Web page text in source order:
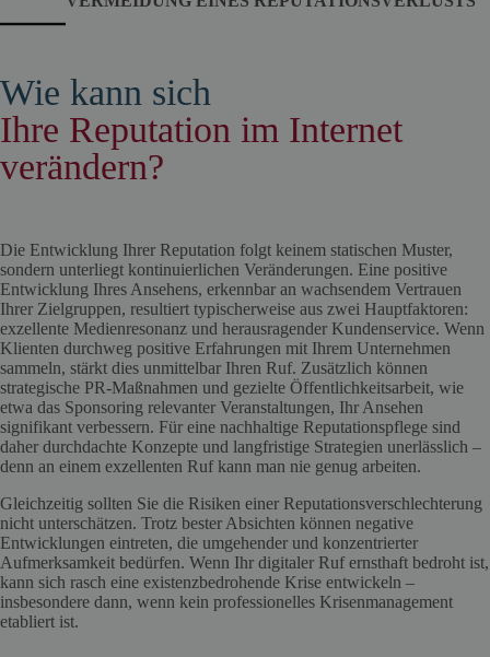
Wie kann sich
Ihre Reputation im Internet
verändern?
Die Entwicklung Ihrer Reputation folgt keinem statischen Muster,
sondern unterliegt kontinuierlichen Veränderungen. Eine positive
Entwicklung Ihres Ansehens, erkennbar an wachsendem Vertrauen
Ihrer Zielgruppen, resultiert typischerweise aus zwei Hauptfaktoren:
exzellente Medienresonanz und herausragender Kundenservice. Wenn
Klienten durchweg positive Erfahrungen mit Ihrem Unternehmen
sammeln, stärkt dies unmittelbar Ihren Ruf. Zusätzlich können
strategische PR-Maßnahmen und gezielte Öffentlichkeitsarbeit, wie
etwa das Sponsoring relevanter Veranstaltungen, Ihr Ansehen
signifikant verbessern. Für eine nachhaltige Reputationspflege sind
daher durchdachte Konzepte und langfristige Strategien unerlässlich –
denn an einem exzellenten Ruf kann man nie genug arbeiten.
Gleichzeitig sollten Sie die Risiken einer Reputationsverschlechterung
nicht unterschätzen. Trotz bester Absichten können negative
Entwicklungen eintreten, die umgehender und konzentrierter
Aufmerksamkeit bedürfen. Wenn Ihr digitaler Ruf ernsthaft bedroht ist,
kann sich rasch eine existenzbedrohende Krise entwickeln –
insbesondere dann, wenn kein professionelles Krisenmanagement
etabliert ist.